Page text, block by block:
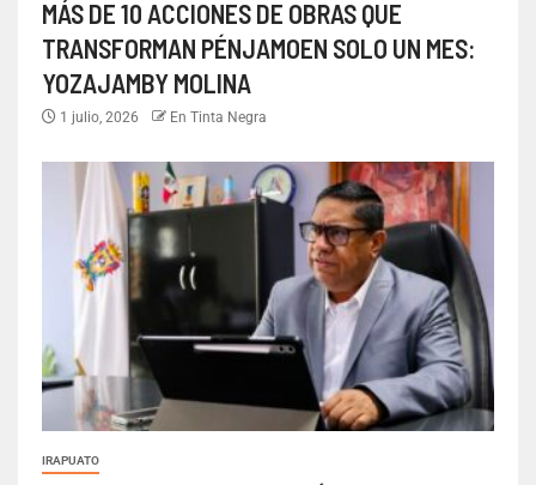
MÁS DE 10 ACCIONES DE OBRAS QUE
TRANSFORMAN PÉNJAMOEN SOLO UN MES:
YOZAJAMBY MOLINA
1 julio, 2026 En Tinta Negra
IRAPUATO